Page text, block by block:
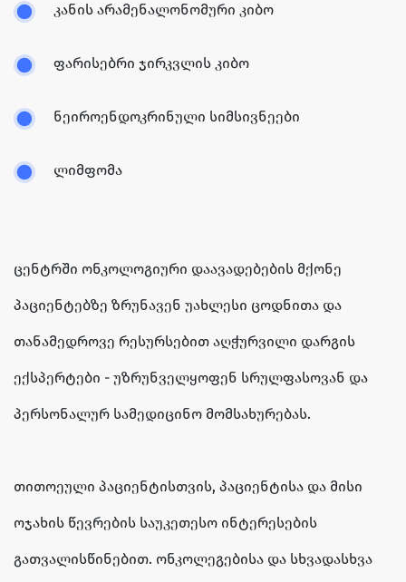
კანის არამენალონომური კიბო
ფარისებრი ჯირკვლის კიბო
ნეიროენდოკრინული სიმსივნეები
ლიმფომა
ცენტრში ონკოლოგიური დაავადებების მქონე
პაციენტებზე ზრუნავენ უახლესი ცოდნითა და
თანამედროვე რესურსებით აღჭურვილი დარგის
ექსპერტები - უზრუნველყოფენ სრულფასოვან და
პერსონალურ სამედიცინო მომსახურებას.
თითოეული პაციენტისთვის, პაციენტისა და მისი
ოჯახის წევრების საუკეთესო ინტერესების
გათვალისწინებით. ონკოლეგებისა და სხვადასხვა